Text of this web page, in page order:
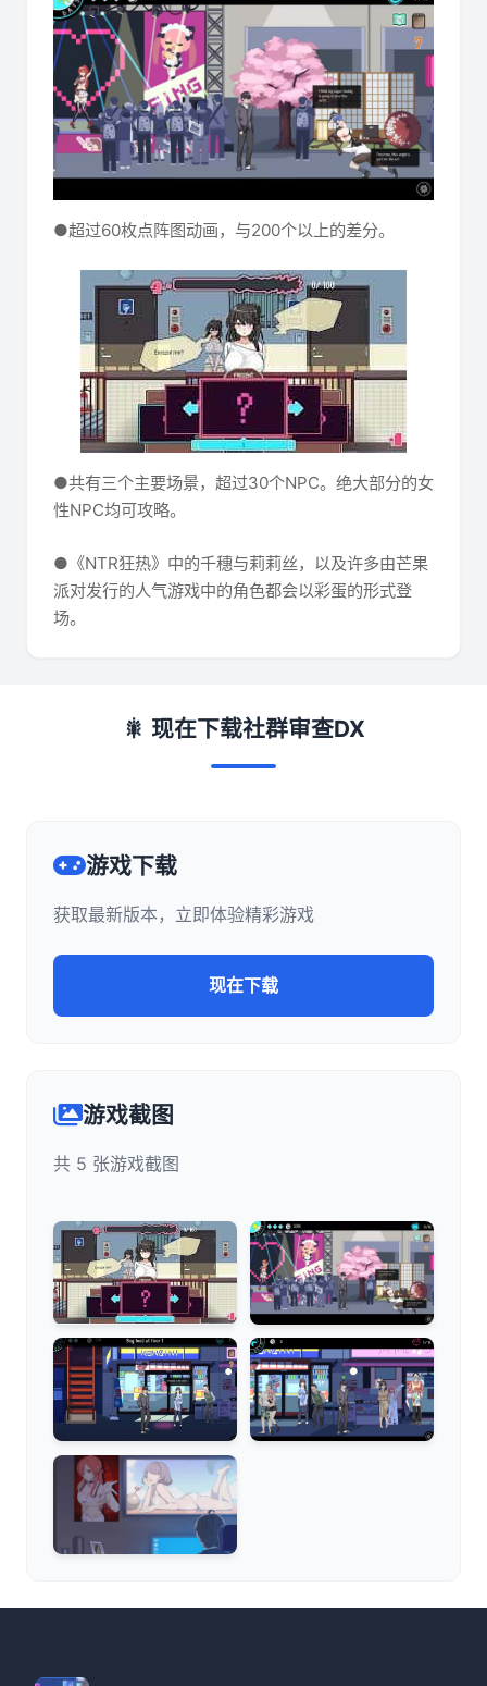
●超过60枚点阵图动画，与200个以上的差分。
●共有三个主要场景，超过30个NPC。绝大部分的女
性NPC均可攻略。
●《NTR狂热》中的千穗与莉莉丝，以及许多由芒果
派对发行的人气游戏中的角色都会以彩蛋的形式登
场。
🎇 现在下载社群审查DX
游戏下载
获取最新版本，立即体验精彩游戏
现在下载
游戏截图
共 5 张游戏截图